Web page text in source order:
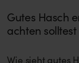
Gutes Hasch
achten solltest
Wie sieht gutes